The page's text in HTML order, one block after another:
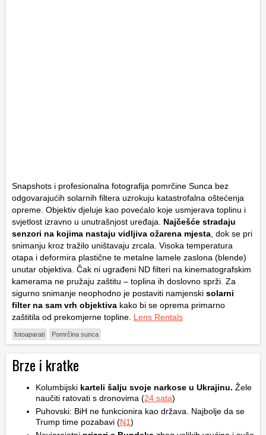
Snapshots i profesionalna fotografija pomrčine Sunca bez
odgovarajućih solarnih filtera uzrokuju katastrofalna oštećenja
opreme. Objektiv djeluje kao povećalo koje usmjerava toplinu i
svjetlost izravno u unutrašnjost uređaja. Najčešće stradaju
senzori na kojima nastaju vidljiva ožarena mjesta , dok se pri
snimanju kroz tražilo uništavaju zrcala. Visoka temperatura
otapa i deformira plastične te metalne lamele zaslona (blende)
unutar objektiva. Čak ni ugrađeni ND filteri na kinematografskim
kamerama ne pružaju zaštitu – toplina ih doslovno sprži. Za
sigurno snimanje neophodno je postaviti namjenski solarni
filter na sam vrh objektiva kako bi se oprema primarno
zaštitila od prekomjerne topline. Lens Rentals
fotoaparati Pomrčina sunca
Brze i kratke
Kolumbijski karteli šalju svoje narkose u Ukrajinu. Žele
naučiti ratovati s dronovima (24 sata)
Puhovski: BiH ne funkcionira kao država. Najbolje da se
Trump time pozabavi (N1)